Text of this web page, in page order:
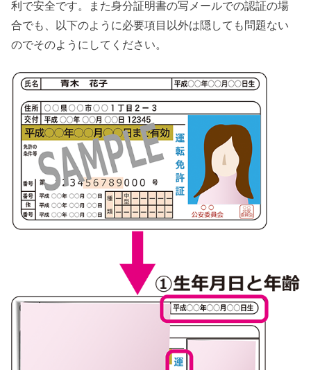
利で安全です。また身分証明書の写メールでの認証の場
合でも、以下のように必要項目以外は隠しても問題ない
のでそのようにしてください。